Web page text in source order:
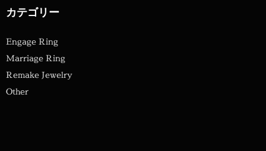
カテゴリー
Engage Ring
Marriage Ring
Remake Jewelry
Other